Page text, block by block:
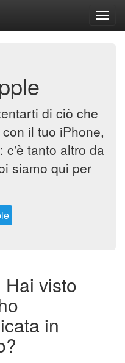
di ciò che
il tuo iPhone,
c'è tanto altro da
siamo qui per
Hai visto
in